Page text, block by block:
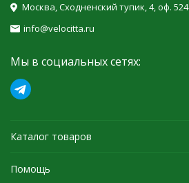
Москва, Сходненский тупик, 4, оф. 524
info@velocitta.ru
Мы в социальных сетях:
Каталог товаров
Помощь